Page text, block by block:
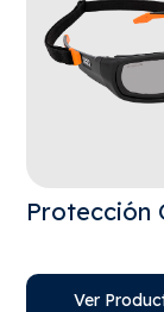
Protección
Ver